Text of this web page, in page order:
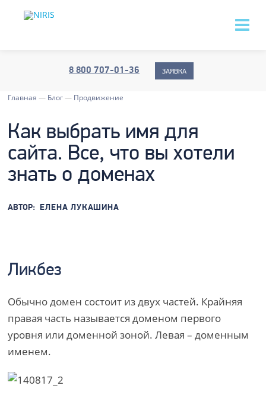
8 800 707-01-36 ЗАЯВКА
Главная — Блог— Продвижение
Как выбрать имя для
сайта. Все, что вы хотели
знать о доменах
АВТОР: ЕЛЕНА ЛУКАШИНА
Ликбез
Обычно домен состоит из двух частей. Крайняя
правая часть называется доменом первого
уровня или доменной зоной. Левая – доменным
именем.